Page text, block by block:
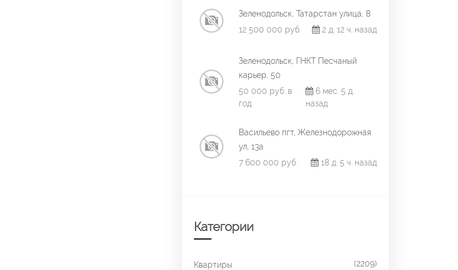
Зеленодольск, Татарстан улица, 8
12 500 000 руб.
2 д. 12 ч. назад
Зеленодольск, ГНКТ Песчаный
карьер, 50
50 000 руб. в
год
6 мес. 5 д.
назад
Васильево пгт, Железнодорожная
ул, 13а
7 600 000 руб.
18 д. 5 ч. назад
Категории
Квартиры (2209)